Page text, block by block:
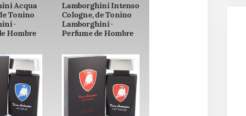
Acqua
Tonino
·
Hombre
Lamborghini Intenso
Cologne, de Tonino
Lamborghini ·
Perfume de Hombre